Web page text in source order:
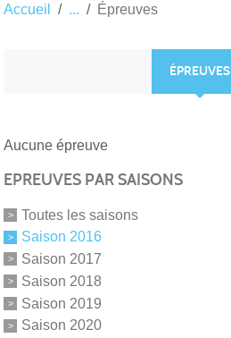
Accueil Épreuves
ÉPREUVES
Aucune épreuve
EPREUVES PAR SAISONS
Toutes les saisons
Saison 2016
Saison 2017
Saison 2018
Saison 2019
Saison 2020